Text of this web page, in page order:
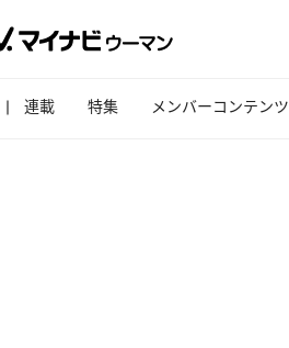
連載 特集 メンバーコンテンツ